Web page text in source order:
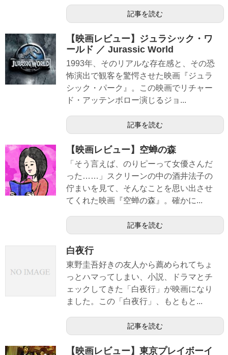
記事を読む
【映画レビュー】ジュラシック・ワ
ールド ／ Jurassic World
1993年、そのリアルな存在感と、その恐
怖演出で観客を驚愕させた映画『ジュラ
シック・パーク』。この映画でリチャー
ド・アッテンボロー演じるジョ...
記事を読む
【映画レビュー】空蝉の森
「そう言えば、のりピーって女優さんだ
った……」スクリーンの中の酒井法子の
佇まいを見て、そんなことを思い出させ
てくれた映画『空蝉の森』。確かに...
記事を読む
白夜行
東野圭吾好きの友人から薦められてちょ
っとハマってしまい、小説、ドラマとチ
ェックしてきた「白夜行」が映画になり
ました。この「白夜行」、もともと...
記事を読む
【映画レビュー】東京プレイボーイ